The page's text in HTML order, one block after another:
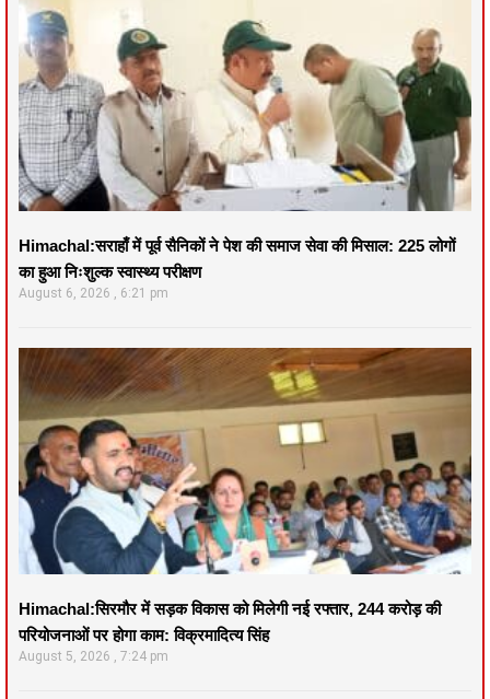
Himachal:सराहाँ में पूर्व सैनिकों ने पेश की समाज सेवा की मिसाल: 225 लोगों
का हुआ निःशुल्क स्वास्थ्य परीक्षण
August 6, 2026 6:21 pm
Himachal:सिरमौर में सड़क विकास को मिलेगी नई रफ्तार, 244 करोड़ की
परियोजनाओं पर होगा काम: विक्रमादित्य सिंह
August 5, 2026 7:24 pm